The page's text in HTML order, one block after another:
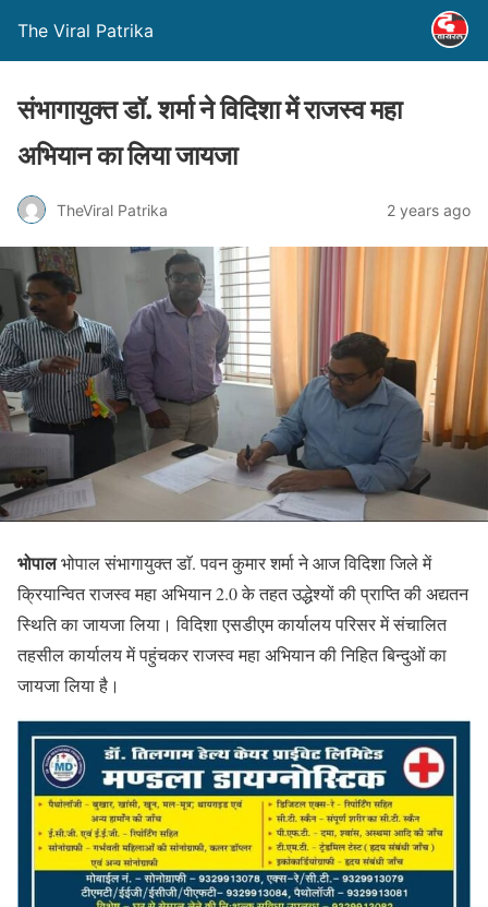
The Viral Patrika
संभागायुक्त डॉ. शर्मा ने विदिशा में राजस्व महा
अभियान का लिया जायजा
TheViral Patrika 2 years ago
भोपालभोपाल संभागायुक्त डाॅ. पवन कुमार शर्मा ने आज विदिशा जिले में
क्रियान्वित राजस्व महा अभियान 2.0 के तहत उद्धेश्यों की प्राप्ति की अद्यतन
स्थिति का जायजा लिया। विदिशा एसडीएम कार्यालय परिसर में संचालित
तहसील कार्यालय में पहुंचकर राजस्व महा अभियान की निहित बिन्दुओं का
जायजा लिया है।